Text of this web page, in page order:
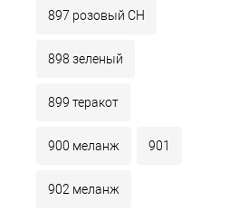
897 розовый СН
898 зеленый
899 теракот
900 меланж 901
902 меланж